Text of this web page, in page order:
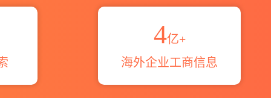
4亿+
海外企业工商信息